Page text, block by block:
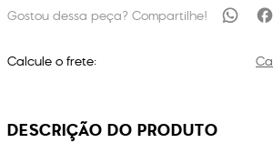
Calcule o frete:
DESCRIÇÃO DO PRODUTO